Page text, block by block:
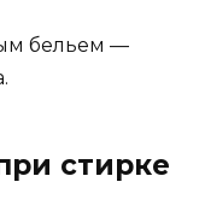
бельем —
стирке